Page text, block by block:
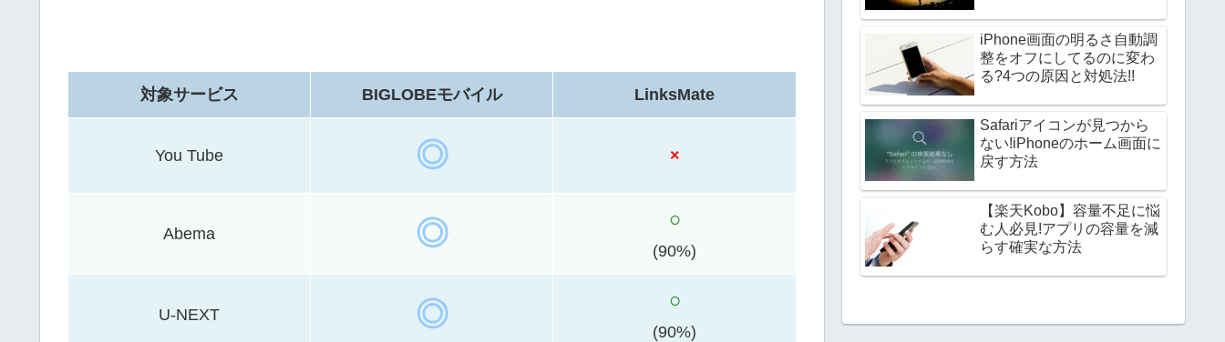
対象サービス BIGLOBEモバイル LinksMate
You Tube ◎ ×
Abema ◎ ○
(90%)
U-NEXT ◎ ○
(90%)
iPhone画面の明るさ自動調
整をオフにしてるのに変わ
る?4つの原因と対処法!!
Safariアイコンが見つから
ない!iPhoneのホーム画面に
戻す方法
【楽天Kobo】容量不足に悩
む人必見!アプリの容量を減
らす確実な方法